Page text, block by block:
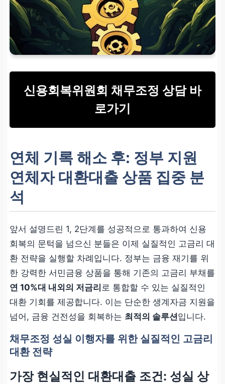
서민금융 대출 신청
햇살론15 특례보증 등
신용회복위원회 채무조정 상담 바
로가기
연체 기록 해소 후: 정부 지원
연체자 대환대출 상품 집중 분
석
앞서 설명드린 1, 2단계를 성공적으로 통과하여 신용
회복의 문턱을 넘으신 분들은 이제 실질적인 고금리 대
환 전략을 실행할 차례입니다. 정부는 금융 재기를 위
한 강력한 서민금융 상품을 통해 기존의 고금리 부채를
연 10%대 내외의 저금리 로 통합할 수 있는 실질적인
대환 기회를 제공합니다. 이는 단순한 생계자금 지원을
넘어, 금융 건전성을 회복하는 최적의 솔루션입니다.
채무조정 성실 이행자를 위한 실질적인 고금리
대환 전략
가장 현실적인 대환대출 조건: 성실 상